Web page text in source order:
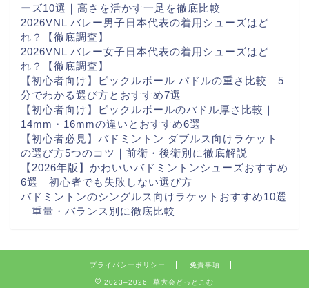
ーズ10選｜高さを活かす一足を徹底比較
2026VNL バレー男子日本代表の着用シューズはど
れ？【徹底調査】
2026VNL バレー女子日本代表の着用シューズはど
れ？【徹底調査】
【初心者向け】ピックルボール パドルの重さ比較｜5
分でわかる選び方とおすすめ7選
【初心者向け】ピックルボールのパドル厚さ比較｜
14mm・16mmの違いとおすすめ6選
【初心者必見】バドミントン ダブルス向けラケット
の選び方5つのコツ｜前衛・後衛別に徹底解説
【2026年版】かわいいバドミントンシューズおすすめ
6選｜初心者でも失敗しない選び方
バドミントンのシングルス向けラケットおすすめ10選
｜重量・バランス別に徹底比較
プライバシーポリシー 免責事項
2023–2026 草大会どっとこむ